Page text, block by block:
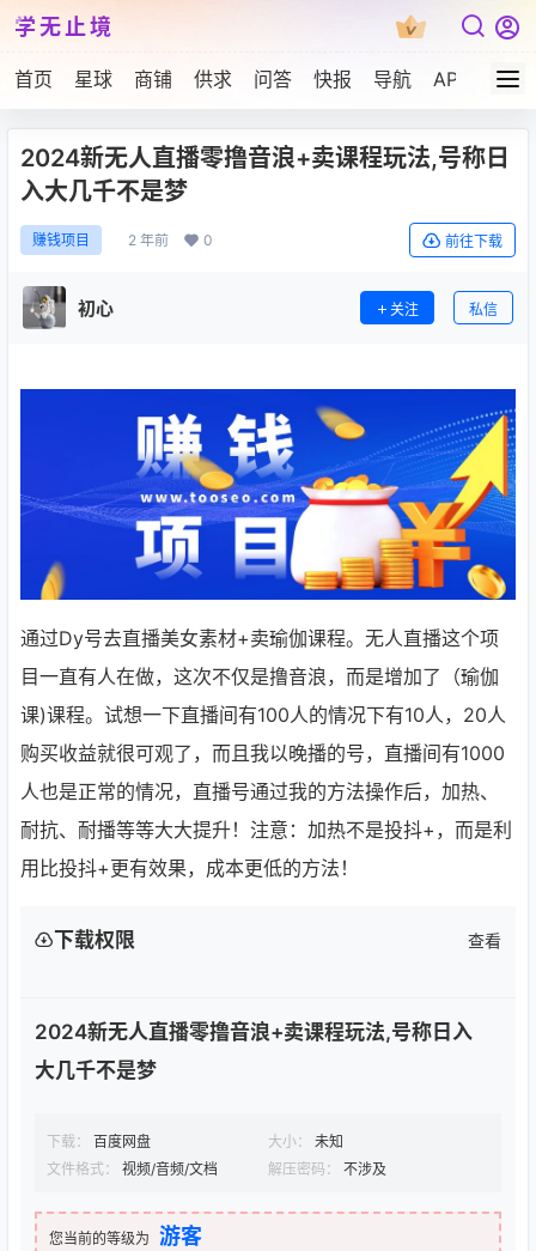
学无止境
首页 星球 商铺 供求 问答 快报 导航 APP下载
2024新无人直播零撸音浪+卖课程玩法,号称日
入大几千不是梦
赚钱项目 2 年前 0 前往下载
初心 关注 私信
通过Dy号去直播美女素材+卖瑜伽课程。无人直播这个项
目一直有人在做，这次不仅是撸音浪，而是增加了（瑜伽
课)课程。试想一下直播间有100人的情况下有10人，20人
购买收益就很可观了，而且我以晚播的号，直播间有1000
人也是正常的情况，直播号通过我的方法操作后，加热、
耐抗、耐播等等大大提升！注意：加热不是投抖+，而是利
用比投抖+更有效果，成本更低的方法！
下载权限 查看
2024新无人直播零撸音浪+卖课程玩法,号称日入
大几千不是梦
下载： 百度网盘 大小：
未知
文件格式：
视频/音频/文档 解压密码： 不涉及
您当前的等级为 游客